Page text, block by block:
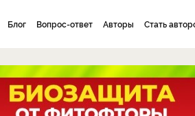
Блог Вопрос-ответ Авторы Стать